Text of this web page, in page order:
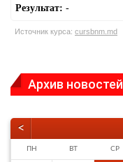
Результат: -
Источник курса: cursbnm.md
Архив новостей
<
ПН ВТ СР